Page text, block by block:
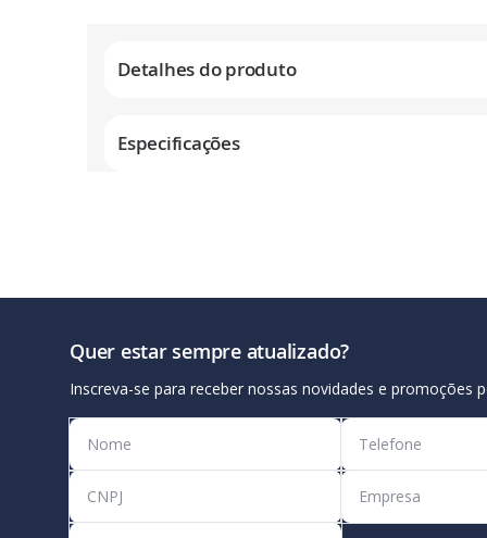
imagens
Detalhes do produto
Especificações
Quer estar sempre atualizado?
Inscreva-se para receber nossas novidades e promoções